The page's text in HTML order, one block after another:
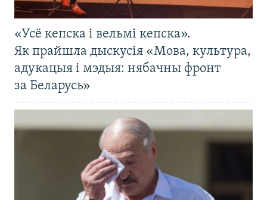
«Усё кепска і вельмі кепска».
Як прайшла дыскусія «Мова, культура,
адукацыя і мэдыя: нябачны фронт
за Беларусь»